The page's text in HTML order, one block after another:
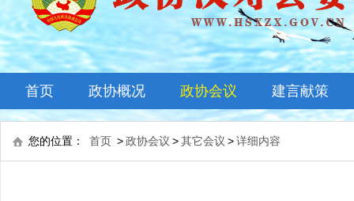
首页 政协概况
领导之窗
政协会议
常委会议
建言献策
您的位置： 首页 >政协会议 >其它会议 >详细内容